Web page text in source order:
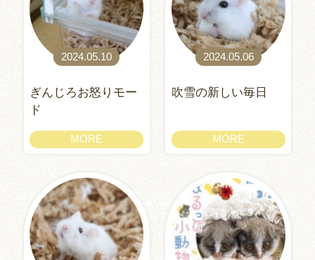
2024.05.10
ぎんじろお怒りモー
ド
MORE
2024.05.06
吹雪の新しい毎日
MORE